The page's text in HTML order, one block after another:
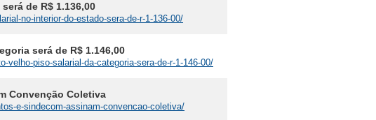
de R$ 1.136,00
no-interior-do-estado-sera-de-r-1-136-00/
será de R$ 1.146,00
velho-piso-salarial-da-categoria-sera-de-r-1-146-00/
Convenção Coletiva
e-sindecom-assinam-convencao-coletiva/